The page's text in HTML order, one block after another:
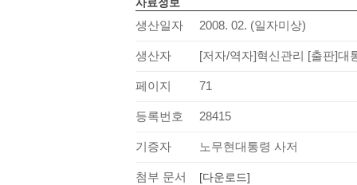
생산일자 2008. 02. (일자미상)
생산자 [저자/역자]혁신관리 [출판]대
페이지 71
등록번호 28415
기증자 노무현대통령 사저
첨부 문서 [다운로드]